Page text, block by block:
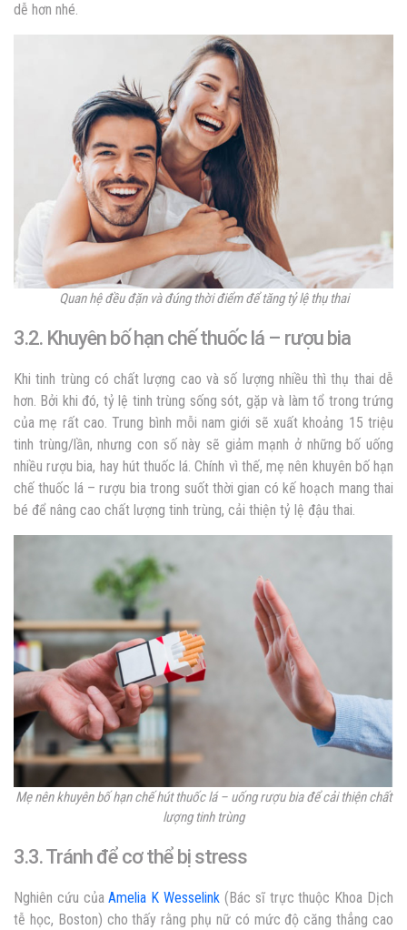
dễ hơn nhé.
Quan hệ đều đặn và đúng thời điểm để tăng tỷ lệ thụ thai
3.2. Khuyên bố hạn chế thuốc lá – rượu bia
Khi tinh trùng có chất lượng cao và số lượng nhiều thì thụ thai dễ
hơn. Bởi khi đó, tỷ lệ tinh trùng sống sót, gặp và làm tổ trong trứng
của mẹ rất cao. Trung bình mỗi nam giới sẽ xuất khoảng 15 triệu
tinh trùng/lần, nhưng con số này sẽ giảm mạnh ở những bố uống
nhiều rượu bia, hay hút thuốc lá. Chính vì thế, mẹ nên khuyên bố hạn
chế thuốc lá – rượu bia trong suốt thời gian có kế hoạch mang thai
bé để nâng cao chất lượng tinh trùng, cải thiện tỷ lệ đậu thai.
Mẹ nên khuyên bố hạn chế hút thuốc lá – uống rượu bia để cải thiện chất
lượng tinh trùng
3.3. Tránh để cơ thể bị stress
Nghiên cứu củaAmelia K Wesselink (Bác sĩ trực thuộc Khoa Dịch
tễ học, Boston) cho thấy rằng phụ nữ có mức độ căng thẳng cao